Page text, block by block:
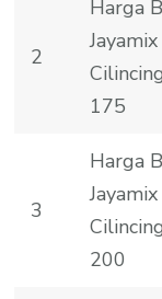
2
Harga
Jayamix
175
3
Harga
Jayamix
200